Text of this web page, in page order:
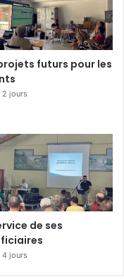
futurs pour les
2 jours
de ses
4 jours